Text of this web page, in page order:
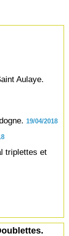
Aulaye.
19/04/2018
triplettes et